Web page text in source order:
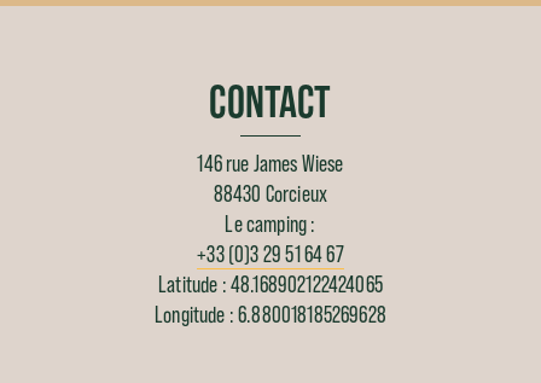
CONTACT
146 rue James Wiese
88430 Corcieux
Le camping :
+33 (0)3 29 51 64 67
Latitude : 48.168902122424065
Longitude : 6.880018185269628